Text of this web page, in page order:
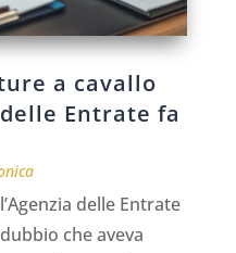
a cavallo
delle Entrate fa
delle Entrate
che aveva